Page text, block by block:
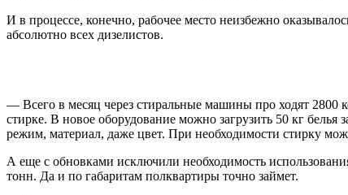
И в процессе, конечно, рабочее место неизбежно
абсолютно всех дизелистов.
— Всего в месяц через стиральные машины про ходят
стирке. В новое оборудование можно загрузить 50 кг
режим, материал, даже цвет. При необходимости стирку
А еще с обновками исключили необходимость
тонн. Да и по габаритам полквартиры точно займет.